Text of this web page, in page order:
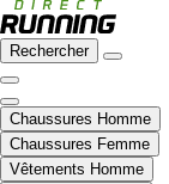
Rechercher
Chaussures Homme
Chaussures Femme
Vêtements Homme